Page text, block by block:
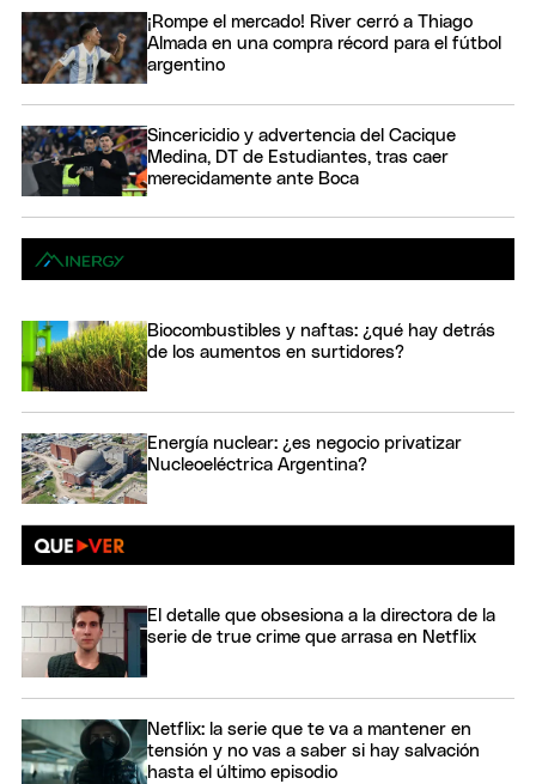
¡Rompe el mercado! River cerró a Thiago
Almada en una compra récord para el fútbol
argentino
Sincericidio y advertencia del Cacique
Medina, DT de Estudiantes, tras caer
merecidamente ante Boca
Biocombustibles y naftas: ¿qué hay detrás
de los aumentos en surtidores?
Energía nuclear: ¿es negocio privatizar
Nucleoeléctrica Argentina?
El detalle que obsesiona a la directora de la
serie de true crime que arrasa en Netflix
Netflix: la serie que te va a mantener en
tensión y no vas a saber si hay salvación
hasta el último episodio